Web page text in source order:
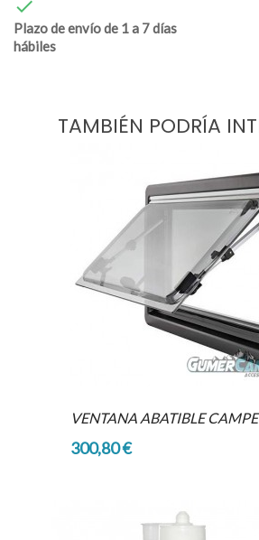

Plazo de envío de 1 a 7 días
hábiles
TAMBIÉN PODRÍA
VENTANA ABATIBLE
300,80 €